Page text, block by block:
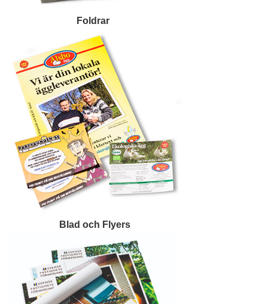
Foldrar
Blad och Flyers